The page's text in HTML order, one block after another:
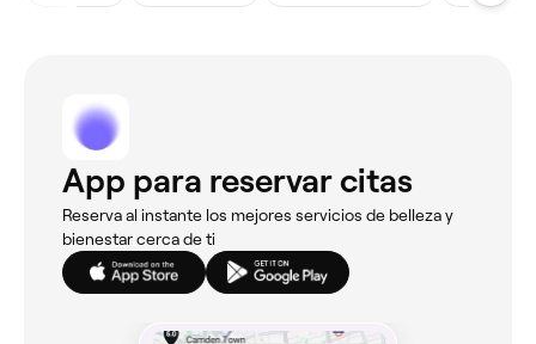
App para reservar citas
Reserva al instante los mejores servicios de belleza y
bienestar cerca de ti